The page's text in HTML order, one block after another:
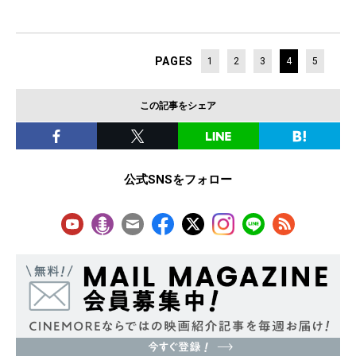
PAGES 1 2 3 4 5
この記事をシェア
公式SNSをフォロー